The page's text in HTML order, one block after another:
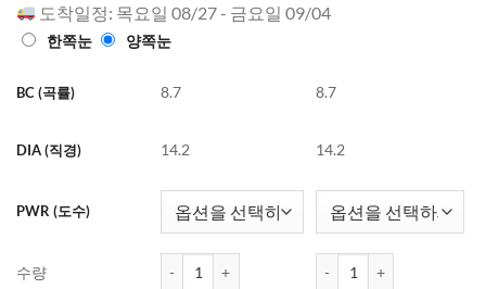
도착일정: 목요일 08/27 - 금요일 09/04
한쪽눈 양쪽눈
BC (곡률) 8.7
DIA (직경) 14.2
PWR (도수)
수량
8.7
14.2